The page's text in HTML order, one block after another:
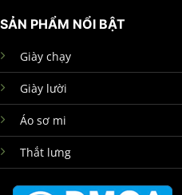
SẢN PHẨM NỔI BẬT
Giày chạy
Giày lười
Áo sơ mi
Thắt lưng